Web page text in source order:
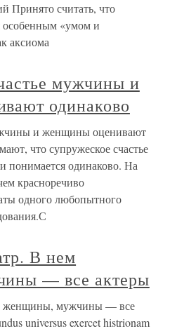
Принято считать, что
«умом и
аксиома
мужчины и
одинаково
и женщины оценивают
что супружеское счастье
одинаково. На
красноречиво
одного любопытного
В нем
— все актеры
женщины, мужчины — все
universus exercet histrionam